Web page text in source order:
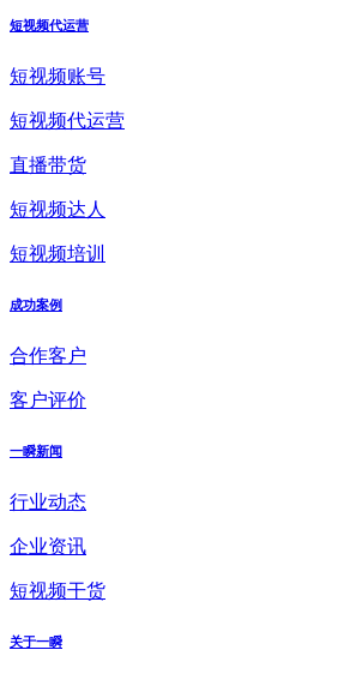
短视频代运营
短视频账号
短视频代运营
直播带货
短视频达人
短视频培训
成功案例
合作客户
客户评价
一瞬新闻
行业动态
企业资讯
短视频干货
关于一瞬